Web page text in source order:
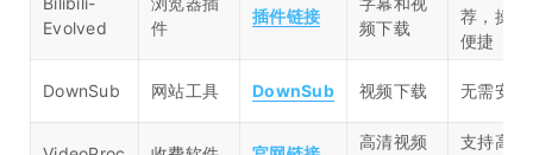
Evolved
件
插件链接
频下载
荐，操作
便捷
DownSub 网站工具 DownSub 视频下载 无需安装
高清视频
支持高清